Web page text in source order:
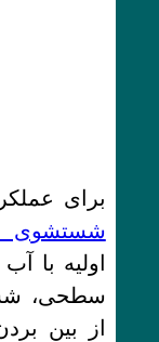
برای
شستشوی
اولیه با
سطحی،
از بین